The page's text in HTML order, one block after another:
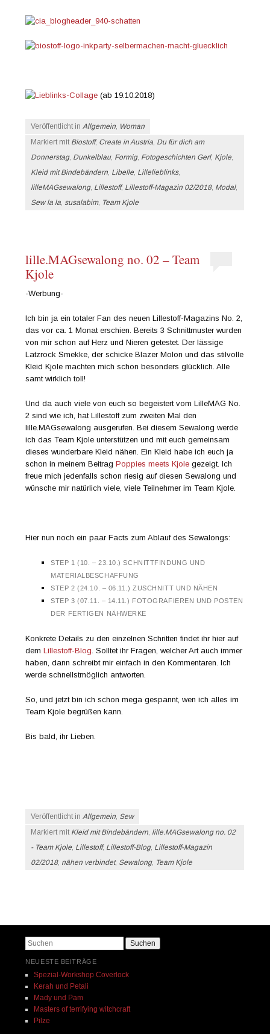
(ab 19.10.2018)
Veröffentlicht inAllgemein, Woman
Markiert mit Biostoff, Create in Austria, Du für dich am
Donnerstag, Dunkelblau, Formig, Fotogeschichten Gerl, Kjole,
Kleid mit Bindebändern, Libelle, Lillelieblinks,
lilleMAGsewalong, Lillestoff, Lillestoff-Magazin 02/2018, Modal,
Sew la la, susalabim, Team Kjole
lille.MAGsewalong no. 02 – Team
Kjole
-Werbung-
Ich bin ja ein totaler Fan des neuen Lillestoff-Magazins No. 2,
das vor ca. 1 Monat erschien. Bereits 3 Schnittmuster wurden
von mir schon auf Herz und Nieren getestet. Der lässige
Latzrock Smekke, der schicke Blazer Molon und das stilvolle
Kleid Kjole machten mich schon besonders glücklich. Alle
samt wirklich toll!
Und da auch viele von euch so begeistert vom LilleMAG No.
2 sind wie ich, hat Lillestoff zum zweiten Mal den
lille.MAGsewalong ausgerufen. Bei diesem Sewalong werde
ich das Team Kjole unterstützen und mit euch gemeinsam
dieses wunderbare Kleid nähen. Ein Kleid habe ich euch ja
schon in meinem BeitragPoppies meets Kjole gezeigt. Ich
freue mich jedenfalls schon riesig auf diesen Sewalong und
wünsche mir natürlich viele, viele Teilnehmer im Team Kjole.
Hier nun noch ein paar Facts zum Ablauf des Sewalongs:
STEP 1 (10. – 23.10.) SCHNITTFINDUNG UND
MATERIALBESCHAFFUNG
STEP 2 (24.10. – 06.11.) ZUSCHNITT UND NÄHEN
STEP 3 (07.11. – 14.11.) FOTOGRAFIEREN UND POSTEN
DER FERTIGEN NÄHWERKE
Konkrete Details zu den einzelnen Schritten findet ihr hier auf
demLillestoff-Blog . Solltet ihr Fragen, welcher Art auch immer
haben, dann schreibt mir einfach in den Kommentaren. Ich
werde schnellstmöglich antworten.
So, und jetzt bin ich schon mega gespannt, wen ich alles im
Team Kjole begrüßen kann.
Bis bald, ihr Lieben.
Veröffentlicht inAllgemein, Sew
Markiert mit Kleid mit Bindebändern, lille.MAGsewalong no. 02
- Team Kjole, Lillestoff, Lillestoff-Blog, Lillestoff-Magazin
02/2018, nähen verbindet, Sewalong, Team Kjole
Suchen
NEUESTE BEITRÄGE
Spezial-Workshop Coverlock
Kerah und Petali
Mady und Pam
Masters of terrifying witchcraft
Pilze